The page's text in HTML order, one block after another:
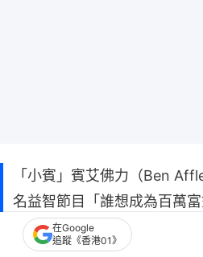
「小賓」賓艾佛力（Ben
名益智節目「誰想成為百萬
Be a Millionaire），與益智
31連霸紀錄的傳奇名將傑米
在Google
追蹤《香港01》